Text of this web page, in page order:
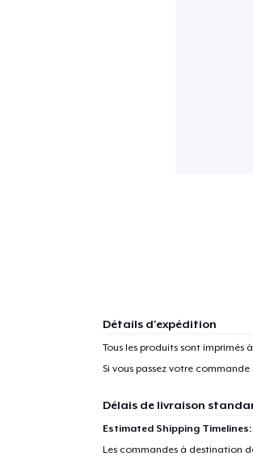
Détails d'expédition
Tous les produits sont imprimés
Si vous passez votre
Délais de livraison
Estimated Shipping
Les commandes à destination